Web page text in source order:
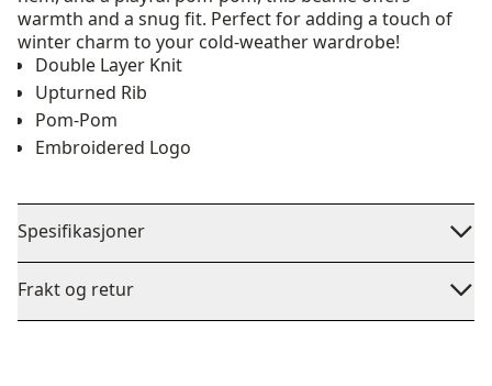
warmth and a snug fit. Perfect for adding a touch of
winter charm to your cold-weather wardrobe!
Double Layer Knit
Upturned Rib
Pom-Pom
Embroidered Logo
Spesifikasjoner
Frakt og retur